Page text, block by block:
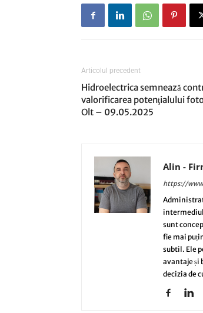
Articolul precedent
Hidroelectrica semnează
valorificarea potenţialului
Olt – 09.05.2025
Alin -
https://
sunt
fie mai
subtil. Ele
avantaje și
decizia de